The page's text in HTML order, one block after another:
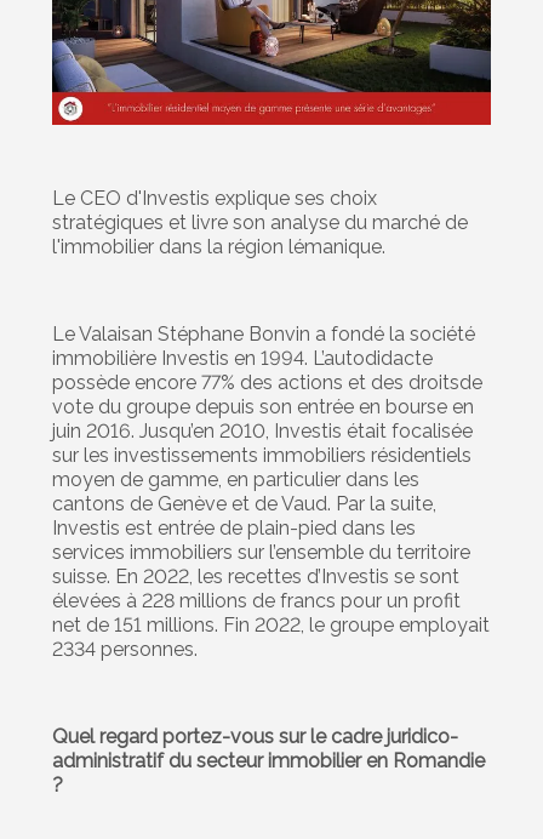
Le CEO d'Investis explique ses choix
stratégiques et livre son analyse du marché de
l'immobilier dans la région lémanique.
Le Valaisan Stéphane Bonvin a fondé la société
immobilière Investis en 1994. L’autodidacte
possède encore 77% des actions et des droitsde
vote du groupe depuis son entrée en bourse en
juin 2016. Jusqu’en 2010, Investis était focalisée
sur les investissements immobiliers résidentiels
moyen de gamme, en particulier dans les
cantons de Genève et de Vaud. Par la suite,
Investis est entrée de plain-pied dans les
services immobiliers sur l’ensemble du territoire
suisse. En 2022, les recettes d’Investis se sont
élevées à 228 millions de francs pour un profit
net de 151 millions. Fin 2022, le groupe employait
2334 personnes.
Quel regard portez-vous sur le cadre juridico-
administratif du secteur immobilier en Romandie
?